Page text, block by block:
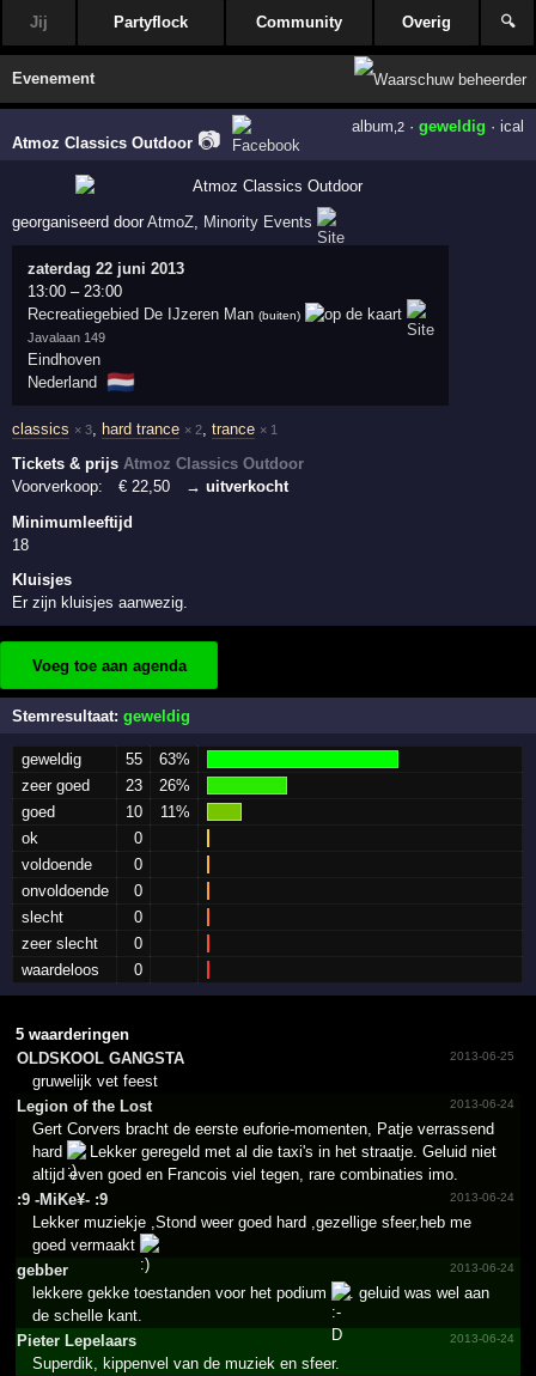
Jij Partyflock Community Overig 🔍
Evenement
Atmoz Classics Outdoor 📷
album ,2· geweldig · ical
georganiseerd doorAtmoZ Minority Events
zaterdag 22 juni 2013
13:00 – 23:00
Recreatiegebied De IJzeren Man (buiten)
Javalaan 149
Eindhoven
Nederland
🇳🇱
classics × 3, hard trance × 2,trance × 1
Tickets & prijsAtmoz Classics Outdoor
Voorverkoop:
€22,50
→ uitverkocht
Minimumleeftijd
18
Kluisjes
Er zijn kluisjes aanwezig.
Voeg toe aan agenda
Stemresultaat:geweldig
geweldig 55
63%
zeer goed
23
26%
goed
10
11%
ok
0
voldoende
0
onvoldoende
0
slecht
0
zeer slecht
0
waardeloos
0
5 waarderingen
OLDSKOOL GANGSTA
2013-06-25
gruwelijk vet feest
Legion of the Lost
2013-06-24
Gert Corvers bracht de eerste euforie-momenten, Patje verrassend
hard
Lekker geregeld met al die taxi's in het straatje. Geluid niet
altijd even goed en Francois viel tegen, rare combinaties imo.
:9 -MiKe¥- :9
2013-06-24
Lekker muziekje ,Stond weer goed hard ,gezellige sfeer,heb me
goed vermaakt
gebber
2013-06-24
lekkere gekke toestanden voor het podium
. geluid was wel aan
de schelle kant.
Pieter Lepelaars
2013-06-24
Superdik, kippenvel van de muziek en sfeer.